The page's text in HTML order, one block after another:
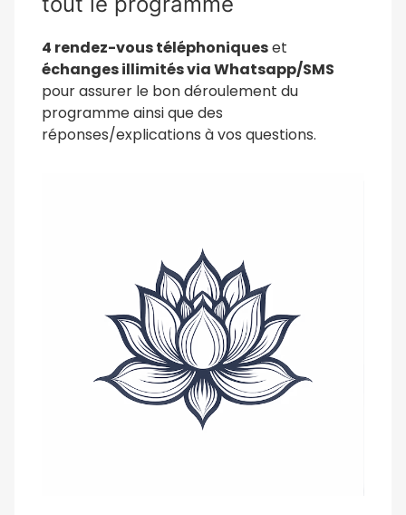
4 rendez-vous téléphoniqueset
échanges illimités via Whatsapp/SMS
pour assurer le bon déroulement du
programme ainsi que des
réponses/explications à vos questions.